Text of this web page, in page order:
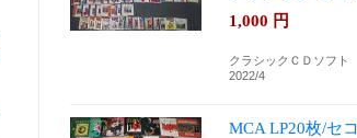
1,000 円
クラシックＣＤソフト
2022/4
MCA LP20枚/セ